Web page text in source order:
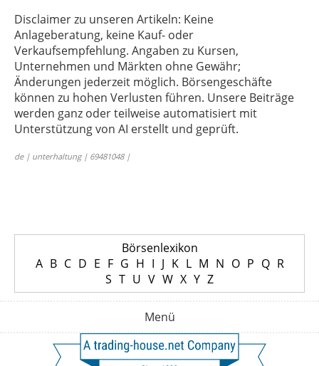
Disclaimer zu unseren Artikeln: Keine
Anlageberatung, keine Kauf- oder
Verkaufsempfehlung. Angaben zu Kursen,
Unternehmen und Märkten ohne Gewähr;
Änderungen jederzeit möglich. Börsengeschäfte
können zu hohen Verlusten führen. Unsere Beiträge
werden ganz oder teilweise automatisiert mit
Unterstützung von AI erstellt und geprüft.
de | unterhaltung | 69481048 |
Börsenlexikon
A B C D E F G H I J K L M N O P Q R
S T U V W X Y Z
Menü